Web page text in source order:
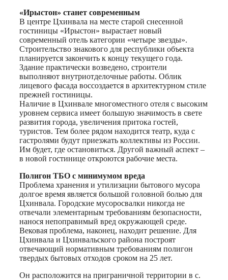
«Ирыстон» станет современным
В центре Цхинвала на месте старой снесенной
гостиницы «Ирыстон» вырастает новый
современный отель категории «четыре звезды».
Строительство знакового для республики объекта
планируется закончить к концу текущего года.
Здание практически возведено, строители
выполняют внутриотделочные работы. Облик
лицевого фасада воссоздается в архитектурном стиле
прежней гостиницы.
Наличие в Цхинвале многоместного отеля с высоким
уровнем сервиса имеет большую значимость в свете
развития города, увеличения притока гостей,
туристов. Тем более рядом находится театр, куда с
гастролями будут приезжать коллективы из России.
Им будет, где остановиться. Другой важный аспект –
в новой гостинице откроются рабочие места.
Полигон ТБО с минимумом вреда
Проблема хранения и утилизации бытового мусора
долгое время является большой головной болью для
Цхинвала. Городские мусоросвалки никогда не
отвечали элементарным требованиям безопасности,
нанося непоправимый вред окружающей среде.
Вековая проблема, наконец, находит решение. Для
Цхинвала и Цхинвальского района построят
отвечающий нормативным требованиям полигон
твердых бытовых отходов сроком на 25 лет.
Он расположится на приграничной территории в с.